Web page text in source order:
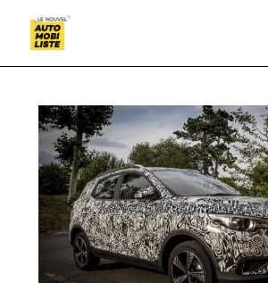
Le
MG
ZS
EV
déjà
surpris